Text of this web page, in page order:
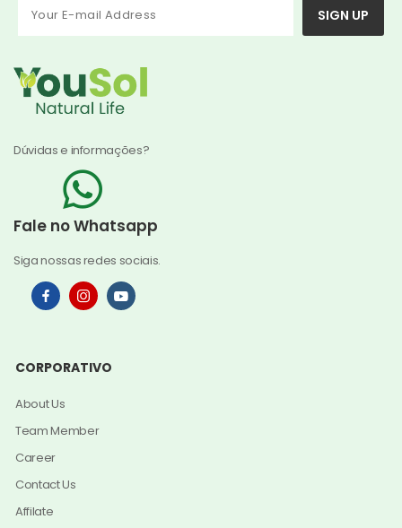
SIGN UP
Dúvidas e informações?
Fale no Whatsapp
Siga nossas redes sociais.
CORPORATIVO
About Us
Team Member
Career
Contact Us
Affilate